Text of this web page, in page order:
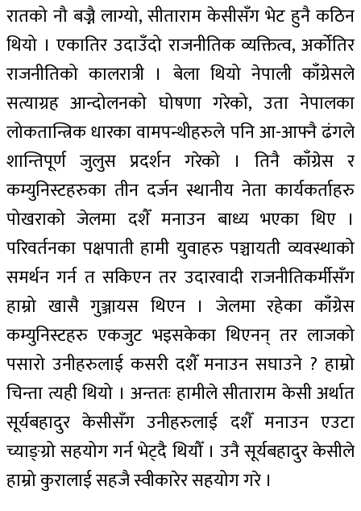
रातको नौ बज्नै लाग्यो, सीताराम केसीसँग भेट हुनै कठिन
थियो । एकातिर उदाउँदो राजनीतिक व्यक्तित्व, अर्कोतिर
राजनीतिको कालरात्री । बेला थियो नेपाली काँग्रेसले
सत्याग्रह आन्दोलनको घोषणा गरेको, उता नेपालका
लोकतान्त्रिक धारका वामपन्थीहरुले पनि आ-आफ्नै ढंगले
शान्तिपूर्ण जुलुस प्रदर्शन गरेको । तिनै काँग्रेस र
कम्युनिस्टहरुका तीन दर्जन स्थानीय नेता कार्यकर्ताहरु
पोखराको जेलमा दशैँ मनाउन बाध्य भएका थिए ।
परिवर्तनका पक्षपाती हामी युवाहरु पञ्चायती व्यवस्थाको
समर्थन गर्न त सकिएन तर उदारवादी राजनीतिकर्मीसँग
हाम्रो खासै गुञ्जायस थिएन । जेलमा रहेका काँग्रेस
कम्युनिस्टहरु एकजुट भइसकेका थिएनन् तर लाजको
पसारो उनीहरुलाई कसरी दशैँ मनाउन सघाउने ? हाम्रो
चिन्ता त्यही थियो । अन्ततः हामीले सीताराम केसी अर्थात
सूर्यबहादुर केसीसँग उनीहरुलाई दशैँ मनाउन एउटा
च्याङ्ग्रो सहयोग गर्न भेट्दै थियौँ । उनै सूर्यबहादुर केसीले
हाम्रो कुरालाई सहजै स्वीकारेर सहयोग गरे ।